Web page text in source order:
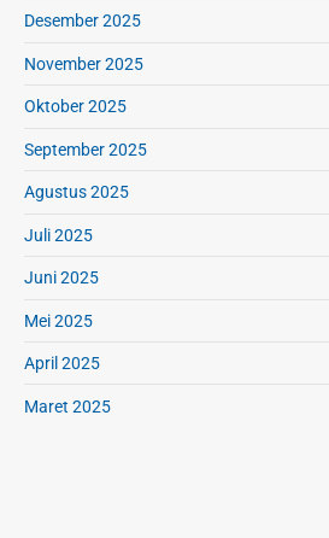
Desember 2025
November 2025
Oktober 2025
September 2025
Agustus 2025
Juli 2025
Juni 2025
Mei 2025
April 2025
Maret 2025